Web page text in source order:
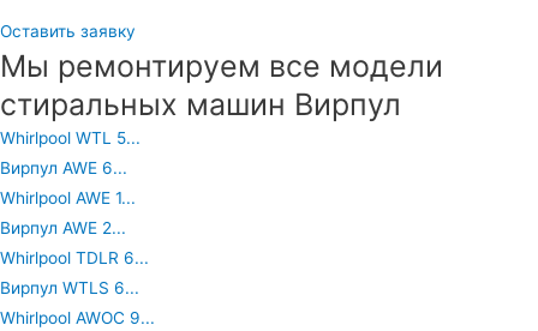
Оставить заявку
Мы ремонтируем все модели
стиральных машин Вирпул
Whirlpool WTL 5...
Вирпул AWE 6...
Whirlpool AWE 1...
Вирпул AWE 2...
Whirlpool TDLR 6...
Вирпул WTLS 6...
Whirlpool AWOC 9...